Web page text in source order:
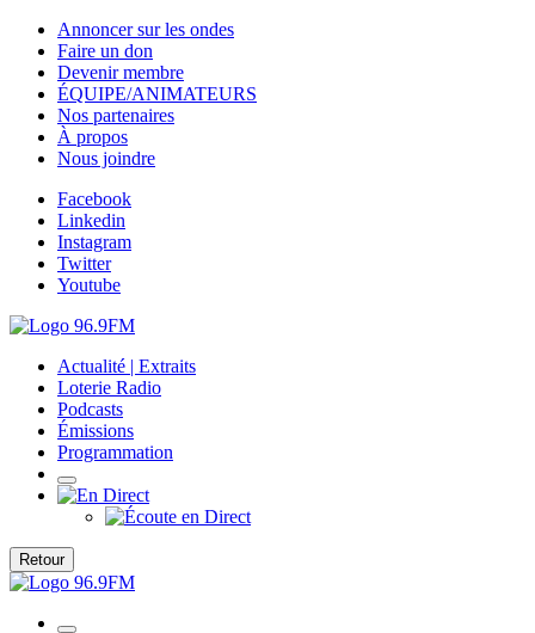
Annoncer sur les ondes
Faire un don
Devenir membre
ÉQUIPE/ANIMATEURS
Nos partenaires
À propos
Nous joindre
Facebook
Linkedin
Instagram
Twitter
Youtube
Actualité | Extraits
Loterie Radio
Podcasts
Émissions
Programmation
Retour